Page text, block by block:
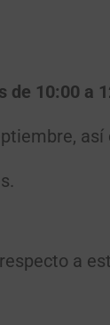
de 10:00 a
así
a